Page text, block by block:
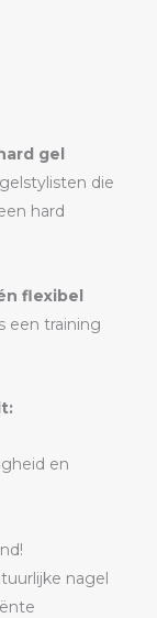
hard gel
die
hard
flexibel
een training
en
nagel